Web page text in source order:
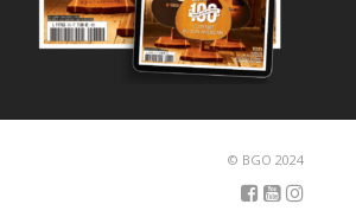
© BGO 2024